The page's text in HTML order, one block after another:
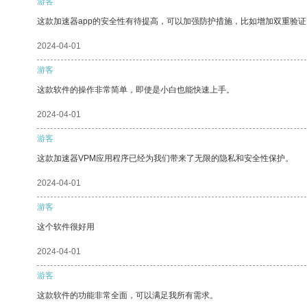
这款加速器app的安全性有待提高，可以加强防护措施，比如增加双重验
2024-04-01
游客
这款软件的操作非常简单，即使是小白也能快速上手。
2024-04-01
游客
这款加速器VPM应用程序已经为我们带来了无限的隐私和安全性保护。
2024-04-01
游客
这个软件很好用
2024-04-01
游客
这款软件的功能非常全面，可以满足我所有需求。